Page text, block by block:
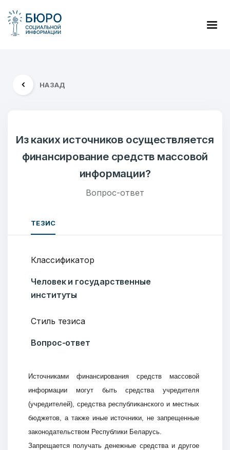
НАЗАД
Из каких источников осуществляется
финансирование средств массовой
информации?
Вопрос-ответ
ТЕЗИС
Классификатор
Человек и государственные
институты
Стиль тезиса
Вопрос-ответ
Источниками финансирования средств массовой
информации могут быть средства учредителя
(учредителей), средства республиканского и местных
бюджетов, а также иные источники, не запрещенные
законодательством Республики Беларусь.
Запрещается получать денежные средства и другое